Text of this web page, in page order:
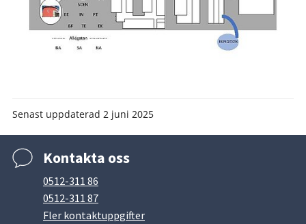
Senast uppdaterad 2 juni 2025
Kontakta oss
0512-311 86
0512-311 87
Fler kontaktuppgifter